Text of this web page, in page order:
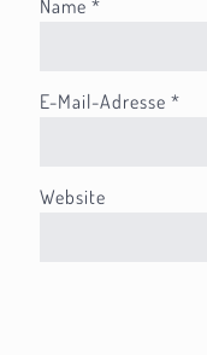
Name *
E-Mail-Adresse *
Website